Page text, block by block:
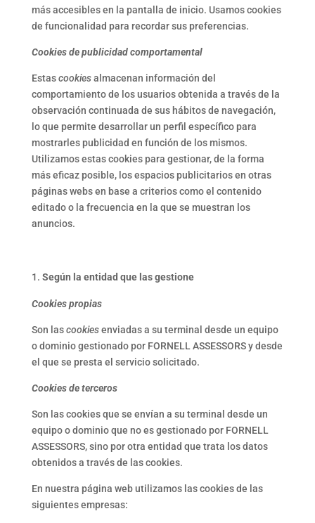
más accesibles en la pantalla de inicio. Usamos cookies
de funcionalidad para recordar sus preferencias.
Cookies de publicidad comportamental
Estascookiesalmacenan información del
comportamiento de los usuarios obtenida a través de la
observación continuada de sus hábitos de navegación,
lo que permite desarrollar un perfil específico para
mostrarles publicidad en función de los mismos.
Utilizamos estas cookies para gestionar, de la forma
más eficaz posible, los espacios publicitarios en otras
páginas webs en base a criterios como el contenido
editado o la frecuencia en la que se muestran los
anuncios.
Según la entidad que las gestione
Cookies propias
Son lascookiesenviadas a su terminal desde un equipo
o dominio gestionado por FORNELL ASSESSORS y desde
el que se presta el servicio solicitado.
Cookies de terceros
Son las cookies que se envían a su terminal desde un
equipo o dominio que no es gestionado por FORNELL
ASSESSORS, sino por otra entidad que trata los datos
obtenidos a través de las cookies.
En nuestra página web utilizamos las cookies de las
siguientes empresas: